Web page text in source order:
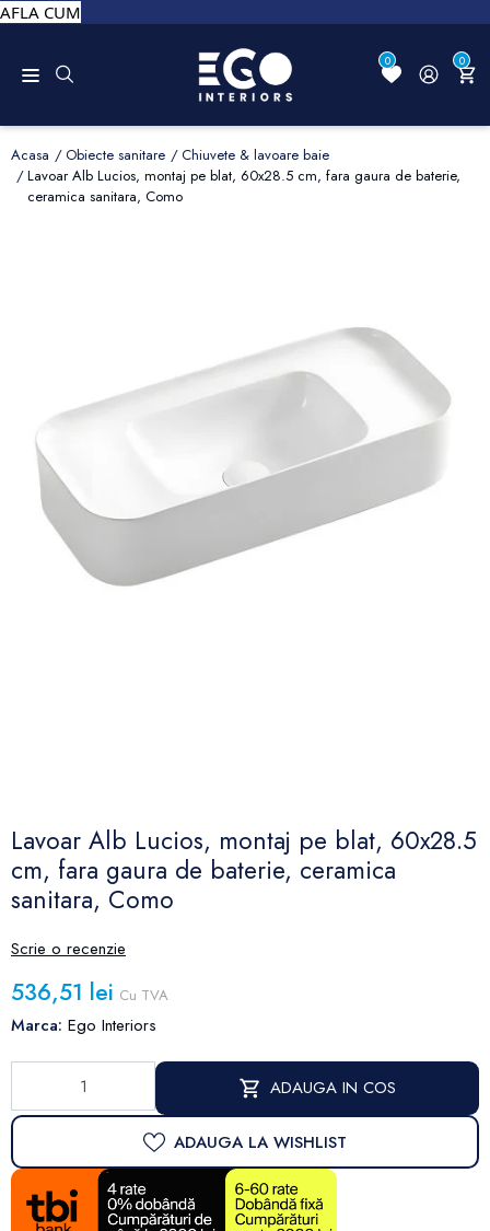
AFLA CUM
0 0
Acasa Obiecte sanitare
Chiuvete & lavoare baie
Lavoar Alb Lucios, montaj pe blat, 60x28.5 cm, fara gaura de baterie,
ceramica sanitara, Como
Lavoar Alb Lucios, montaj pe blat, 60x28.5
cm, fara gaura de baterie, ceramica
sanitara, Como
Scrie o recenzie
536,51 lei Cu TVA
Marca: Ego Interiors
ADAUGA IN COS
ADAUGA LA WISHLIST